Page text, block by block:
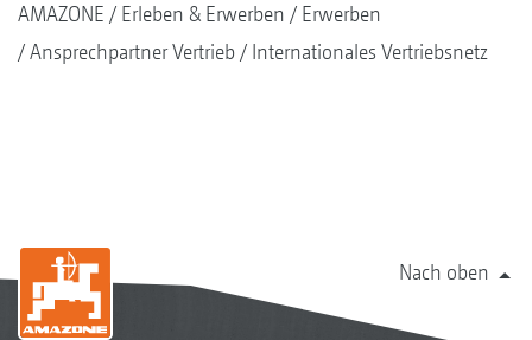
AMAZONE Erleben & Erwerben
Erwerben
Ansprechpartner Vertrieb
Internationales Vertriebsnetz
Nach oben